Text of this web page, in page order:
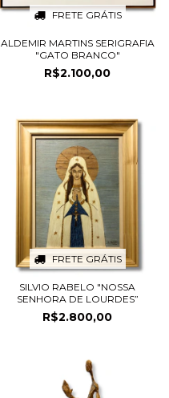
FRETE GRÁTIS
ALDEMIR MARTINS SERIGRAFIA
"GATO BRANCO"
R$2.100,00
FRETE GRÁTIS
SILVIO RABELO "NOSSA
SENHORA DE LOURDES”
R$2.800,00